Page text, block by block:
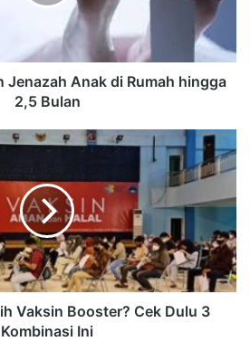
Jenazah Anak di Rumah hingga
2,5 Bulan
Vaksin Booster? Cek Dulu 3
Kombinasi Ini